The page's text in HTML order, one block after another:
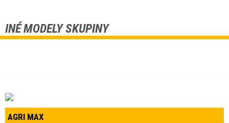
INÉ MODELY SKUPINY
AGRI MAX